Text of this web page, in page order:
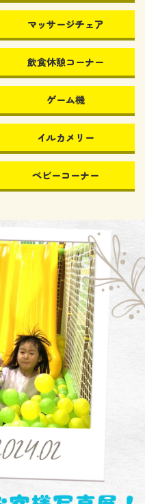
マッサージチェア
飲食休憩コーナー
ゲーム機
イルカメリー
ベビーコーナー